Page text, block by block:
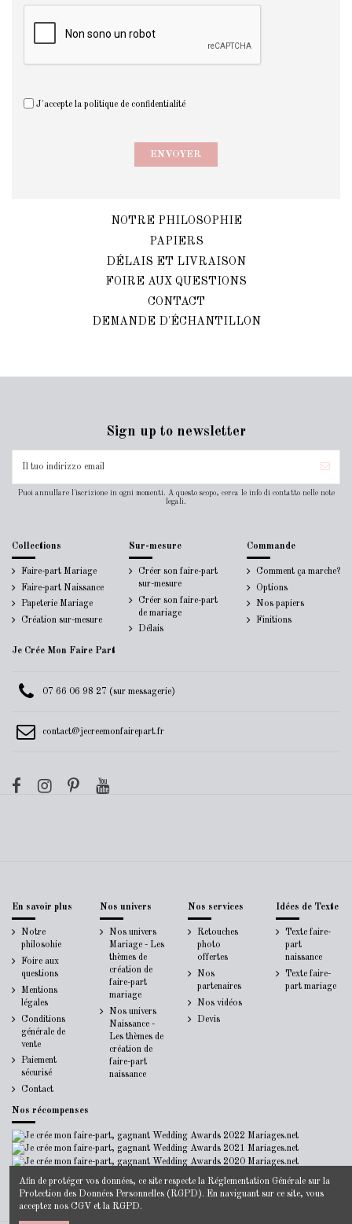
J'accepte la politique de confidentialité
NOTRE PHILOSOPHIE
PAPIERS
DÉLAIS ET LIVRAISON
FOIRE AUX QUESTIONS
CONTACT
DEMANDE D'ÉCHANTILLON
Sign up to newsletter
Puoi annullare l'iscrizione in ogni momenti. A questo scopo, cerca le info di contatto nelle note
legali.
Collections
Faire-part Mariage
Faire-part Naissance
Papeterie Mariage
Création sur-mesure
Sur-mesure
Créer son faire-part
sur-mesure
Créer son faire-part
de mariage
Délais
Commande
Comment ça marche?
Options
Nos papiers
Finitions
Je Crée Mon Faire Part
07 66 06 98 27 (sur messagerie)
contact@jecreemonfairepart.fr
En savoir plus
Notre
philosohie
Foire aux
questions
Mentions
légales
Conditions
générale de
vente
Paiement
sécurisé
Contact
Nos univers
Nos univers
Mariage - Les
thèmes de
création de
faire-part
mariage
Nos univers
Naissance -
Les thèmes de
création de
faire-part
naissance
Nos services
Retouches
photo
offertes
Nos
partenaires
Nos vidéos
Devis
Idées de Texte
Texte faire-
part
naissance
Texte faire-
part mariage
Nos récompenses
Afin de protéger vos données, ce site respecte la Réglementation Générale sur la
Protection des Données Personnelles (RGPD). En naviguant sur ce site, vous
acceptez nos CGV et la RGPD.